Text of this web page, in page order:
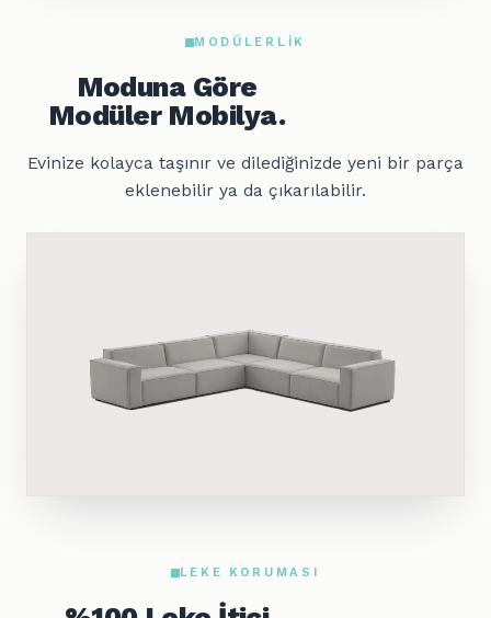
MODÜLERLIK
Moduna Göre
Modüler Mobilya.
Evinize kolayca taşınır ve dilediğinizde yeni bir parça
eklenebilir ya da çıkarılabilir.
LEKE KORUMASI